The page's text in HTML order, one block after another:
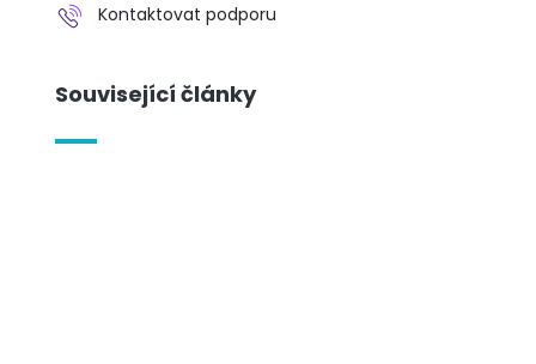
Kontaktovat podporu
Související články